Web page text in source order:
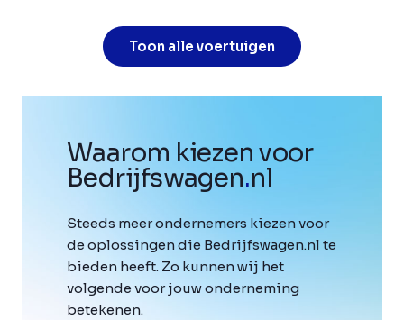
Toon alle voertuigen
Waarom kiezen voor
Bedrijfswagen.nl
Steeds meer ondernemers kiezen voor
de oplossingen die Bedrijfswagen.nl te
bieden heeft. Zo kunnen wij het
volgende voor jouw onderneming
betekenen.